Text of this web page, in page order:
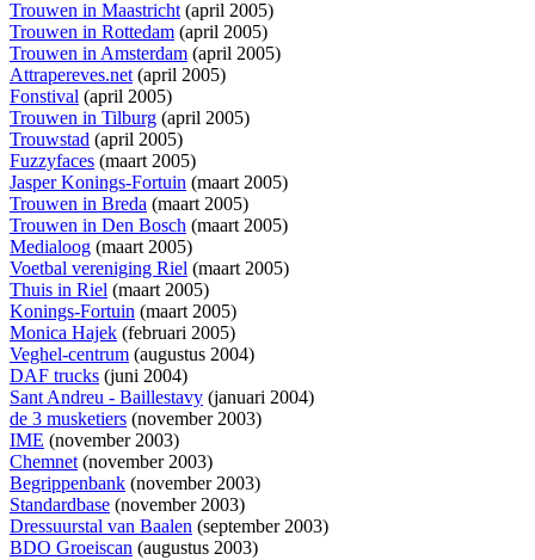
Trouwen in Maastricht(april 2005)
Trouwen in Rottedam (april 2005)
Trouwen in Amsterdam (april 2005)
Attrapereves.net(april 2005)
Fonstival (april 2005)
Trouwen in Tilburg (april 2005)
Trouwstad (april 2005)
Fuzzyfaces (maart 2005)
Jasper Konings-Fortuin (maart 2005)
Trouwen in Breda (maart 2005)
Trouwen in Den Bosch (maart 2005)
Medialoog (maart 2005)
Voetbal vereniging Riel (maart 2005)
Thuis in Riel (maart 2005)
Konings-Fortuin (maart 2005)
Monica Hajek (februari 2005)
Veghel-centrum (augustus 2004)
DAF trucks (juni 2004)
Sant Andreu - Baillestavy (januari 2004)
de 3 musketiers (november 2003)
IME (november 2003)
Chemnet(november 2003)
Begrippenbank (november 2003)
Standardbase (november 2003)
Dressuurstal van Baalen (september 2003)
BDO Groeiscan (augustus 2003)